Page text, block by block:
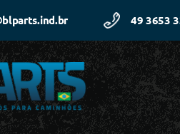
49 3653